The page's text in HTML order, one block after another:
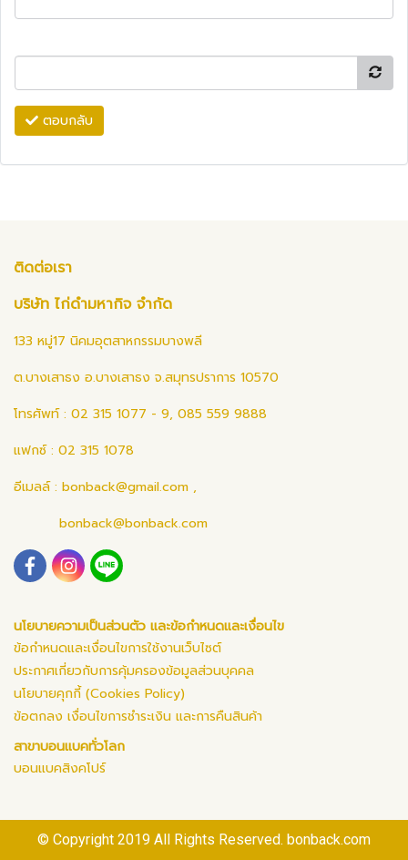
ตอบกลับ
ติดต่อเรา
บริษัท ไก่ดำมหากิจ จำกัด
133 หมู่17 นิคมอุตสาหกรรมบางพลี
ต.บางเสาธง อ.บางเสาธง จ.สมุทรปราการ 10570
โทรศัพท์ : 02 315 1077 - 9, 085 559 9888
แฟกซ์ : 02 315 1078
อีเมลล์ : bonback@gmail.com ,
bonback@bonback.com
นโยบายความเป็นส่วนตัว และข้อกำหนดและเงื่อนไข
ข้อกำหนดและเงื่อนไขการใช้งานเว็บไซต์
ประกาศเกี่ยวกับการคุ้มครองข้อมูลส่วนบุคคล
นโยบายคุกกี้ (Cookies Policy)
ข้อตกลง เงื่อนไขการชำระเงิน และการคืนสินค้า
สาขาบอนแบคทั่วโลก
บอนแบคสิงคโปร์
© Copyright 2019 All Rights Reserved. bonback.com